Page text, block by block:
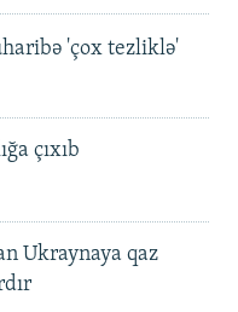
'çox tezliklə'
çıxıb
Ukraynaya qaz